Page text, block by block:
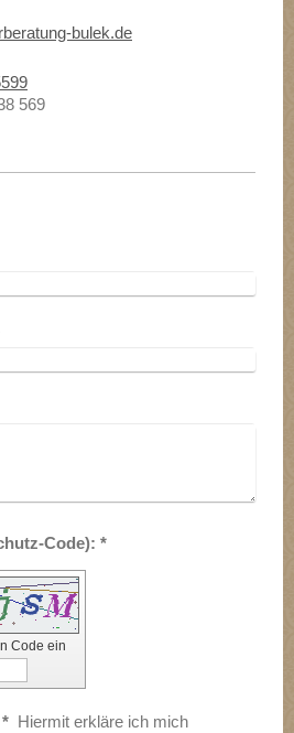
bulek.de
569
Captcha (Spam-Schutz-Code): *
Code ein
* Hiermit erkläre ich mich